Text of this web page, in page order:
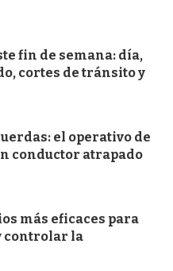
fin de semana: día,
cortes de tránsito y
el operativo de
conductor atrapado
más eficaces para
controlar la